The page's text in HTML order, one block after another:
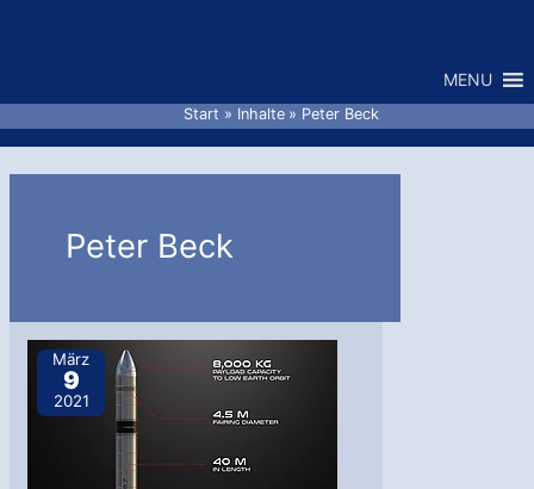
MENU
Start Inhalte Peter Beck
Peter Beck
März
9
2021